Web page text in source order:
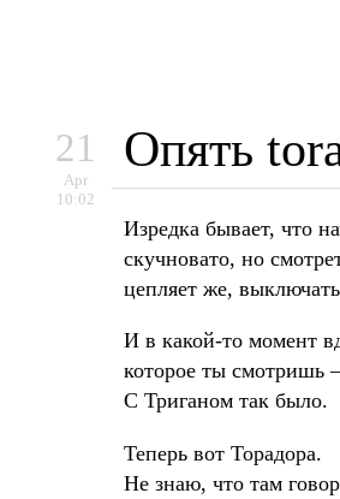
21
Apr
10:02
Опять
Изредка бывает, что
скучновато, но
цепляет же,
И в какой-то момент
которое ты смотришь
С Триганом так было.
Теперь вот Торадора.
Не знаю, что там